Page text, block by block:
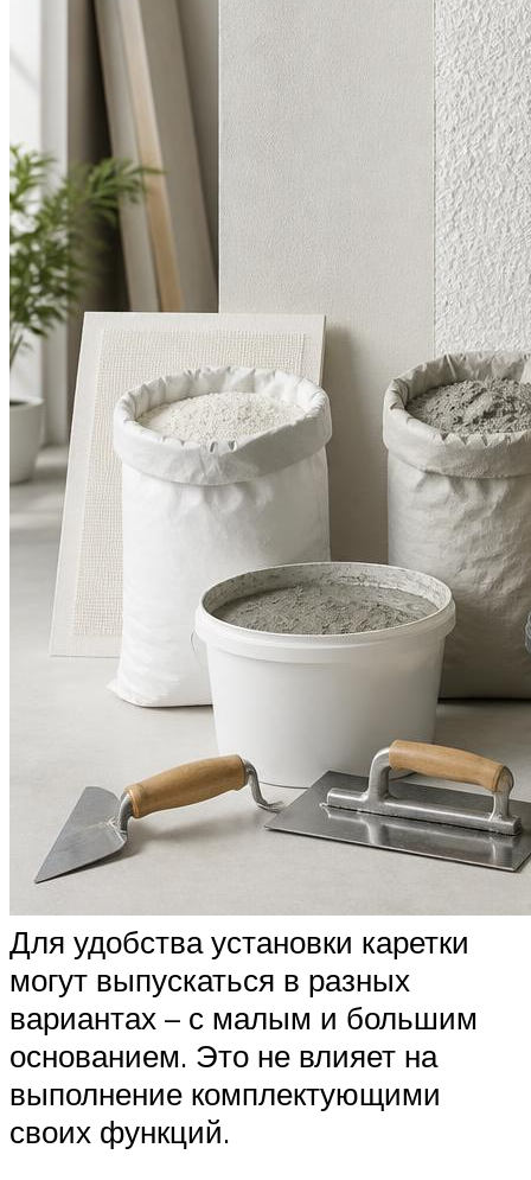
Для удобства установки каретки
могут выпускаться в разных
вариантах – с малым и большим
основанием. Это не влияет на
выполнение комплектующими
своих функций.